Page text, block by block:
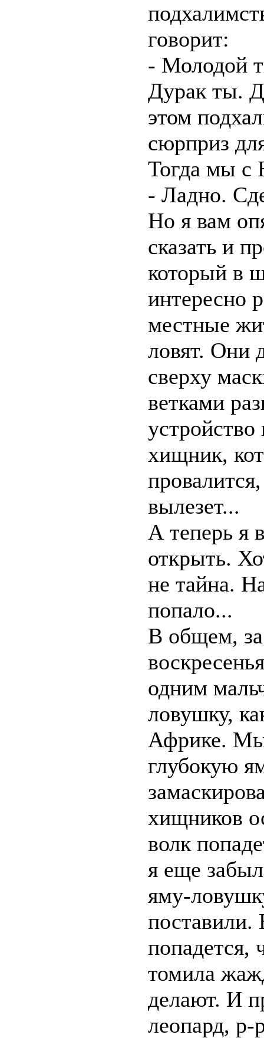
говорит:
- Молодой
Дурак ты.
этом
сюрприз
Тогда мы с
- Ладно.
Но я вам
сказать и
который в
интересно
местные
ловят. Они
сверху
ветками
хищник,
вылезет...
А теперь я
открыть.
не тайна.
попало...
В общем,
одним
ловушку,
Африке.
глубокую
хищников
волк
я еще
яму-
попадется,
томила
делают. И
леопард, р-